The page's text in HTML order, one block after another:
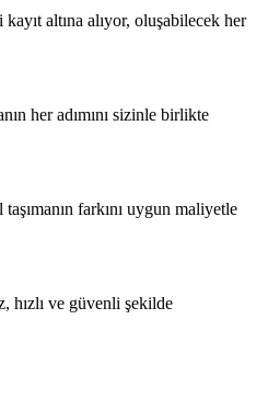
altına alıyor, oluşabilecek her
her adımını sizinle birlikte
farkını uygun maliyetle
hızlı ve güvenli şekilde